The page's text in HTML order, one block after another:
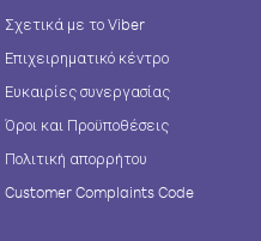
Σχετικά με το Viber
Επιχειρηματικό κέντρο
Ευκαιρίες συνεργασίας
Όροι και Προϋποθέσεις
Πολιτική απορρήτου
Customer Complaints Code